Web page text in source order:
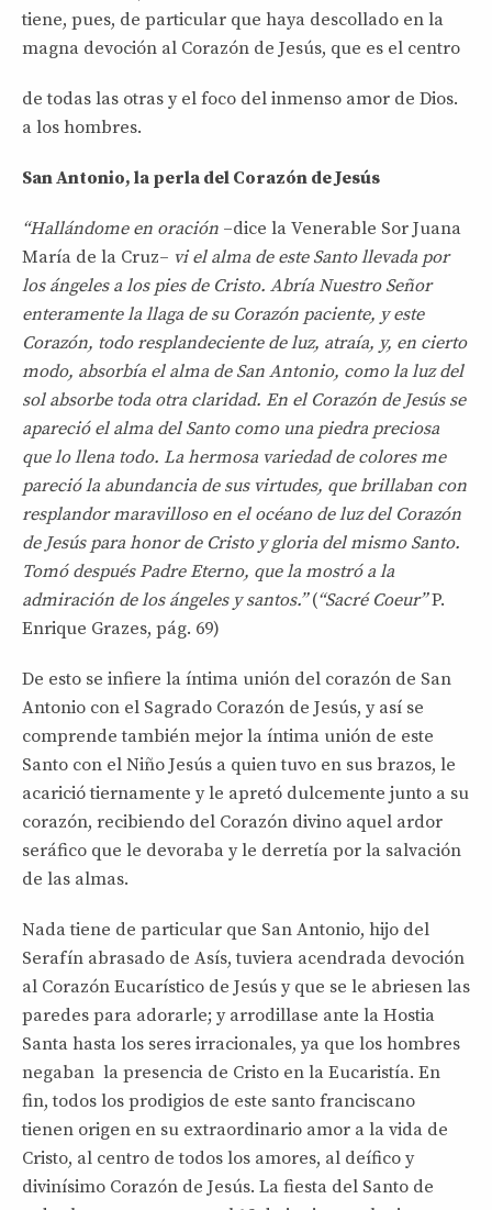
tiene, pues, de particular que haya descollado en la
magna devoción al Corazón de Jesús, que es el centro
de todas las otras y el foco del inmenso amor de Dios.
a los hombres.
San Antonio, la perla del Corazón de Jesús
“Hallándome en oración –dice la Venerable Sor Juana
María de la Cruz– vi el alma de este Santo llevada por
los ángeles a los pies de Cristo. Abría Nuestro Señor
enteramente la llaga de su Corazón paciente, y este
Corazón, todo resplandeciente de luz, atraía, y, en cierto
modo, absorbía el alma de San Antonio, como la luz del
sol absorbe toda otra claridad. En el Corazón de Jesús se
apareció el alma del Santo como una piedra preciosa
que lo llena todo. La hermosa variedad de colores me
pareció la abundancia de sus virtudes, que brillaban con
resplandor maravilloso en el océano de luz del Corazón
de Jesús para honor de Cristo y gloria del mismo Santo.
Tomó después Padre Eterno, que la mostró a la
admiración de los ángeles y santos.”(“Sacré Coeur”P.
Enrique Grazes, pág. 69)
De esto se infiere la íntima unión del corazón de San
Antonio con el Sagrado Corazón de Jesús, y así se
comprende también mejor la íntima unión de este
Santo con el Niño Jesús a quien tuvo en sus brazos, le
acarició tiernamente y le apretó dulcemente junto a su
corazón, recibiendo del Corazón divino aquel ardor
seráfico que le devoraba y le derretía por la salvación
de las almas.
Nada tiene de particular que San Antonio, hijo del
Serafín abrasado de Asís, tuviera acendrada devoción
al Corazón Eucarístico de Jesús y que se le abriesen las
paredes para adorarle; y arrodillase ante la Hostia
Santa hasta los seres irracionales, ya que los hombres
negaban la presencia de Cristo en la Eucaristía. En
fin, todos los prodigios de este santo franciscano
tienen origen en su extraordinario amor a la vida de
Cristo, al centro de todos los amores, al deífico y
divinísimo Corazón de Jesús. La fiesta del Santo de